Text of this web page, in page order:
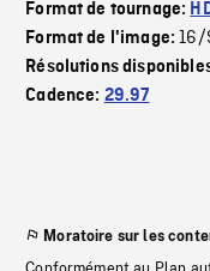
Format de tournage:
Format de l'image:16/
Résolutions
Cadence: 29.97
Moratoire sur les